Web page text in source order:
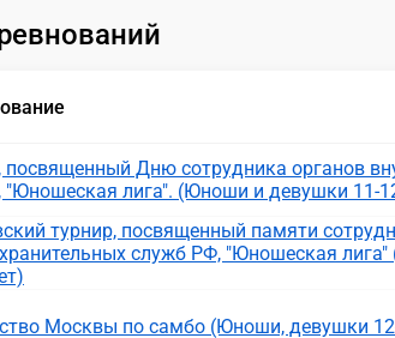
посвященный Дню сотрудника органов
"Юношеская лига". (Юноши и девушки 11-
турнир, посвященный памяти
служб РФ, "Юношеская
Москвы по самбо (Юноши, девушки